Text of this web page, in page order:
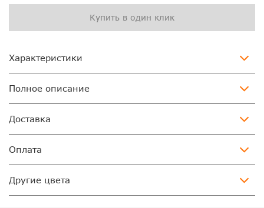
Купить в один клик
Характеристики
Полное описание
Доставка
Оплата
Другие цвета